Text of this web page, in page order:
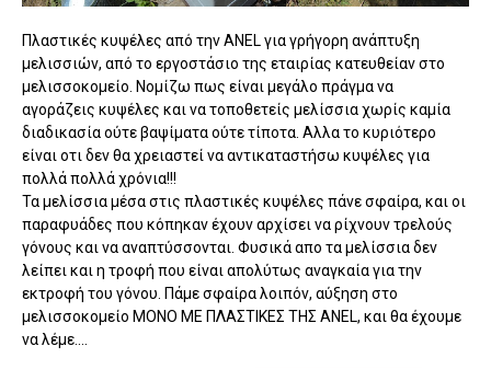
Πλαστικές κυψέλες από την ANEL για γρήγορη ανάπτυξη
μελισσιών, από το εργοστάσιο της εταιρίας κατευθείαν στο
μελισσοκομείο. Νομίζω πως είναι μεγάλο πράγμα να
αγοράζεις κυψέλες και να τοποθετείς μελίσσια χωρίς καμία
διαδικασία ούτε βαψίματα ούτε τίποτα. Αλλα το κυριότερο
είναι οτι δεν θα χρειαστεί να αντικαταστήσω κυψέλες για
πολλά πολλά χρόνια!!!
Τα μελίσσια μέσα στις πλαστικές κυψέλες πάνε σφαίρα, και οι
παραφυάδες που κόπηκαν έχουν αρχίσει να ρίχνουν τρελούς
γόνους και να αναπτύσσονται. Φυσικά απο τα μελίσσια δεν
λείπει και η τροφή που είναι απολύτως αναγκαία για την
εκτροφή του γόνου. Πάμε σφαίρα λοιπόν, αύξηση στο
μελισσοκομείο ΜΟΝΟ ΜΕ ΠΛΑΣΤΙΚΕΣ ΤΗΣ ANEL, και θα έχουμε
να λέμε....